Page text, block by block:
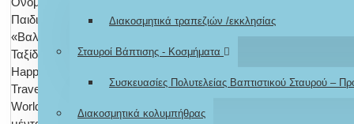
Διακοσμητικά τραπεζιών /εκκλησίας
Σταυροί Βάπτισης - Κοσμήματα
Συσκευασίες Πολυτελείας Βαπτιστικού Σταυρού –
Διακοσμητικά κολυμπήθρας